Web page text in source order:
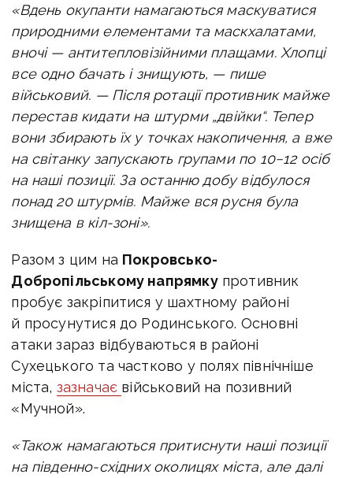
«Вдень окупанти намагаються маскуватися
природними елементами та маскхалатами,
вночі — антитепловізійними плащами. Хлопці
все одно бачать і знищують, — пише
військовий. — Після ротації противник майже
перестав кидати на штурми „двійки“. Тепер
вони збирають їх у точках накопичення, а вже
на світанку запускають групами по 10−12 осіб
на наші позиції. За останню добу відбулося
понад 20 штурмів. Майже вся русня була
знищена в кіл-зоні».
Разом з цим на Покровсько-
Добропільському напрямкупротивник
пробує закріпитися у шахтному районі
й просунутися до Родинського. Основні
атаки зараз відбуваються в районі
Сухецького та частково у полях північніше
міста, зазначає військовий на позивний
«Мучной».
«Також намагаються притиснути наші позиції
на південно-східних околицях міста, але далі